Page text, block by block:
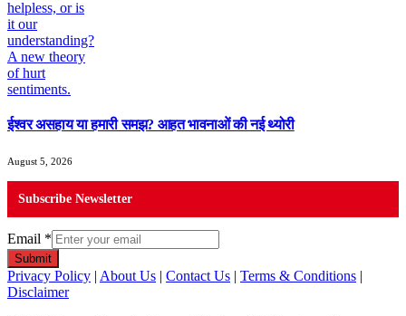
ईश्वर असहाय या हमारी समझ? आहत भावनाओं की नई थ्योरी
August 5, 2026
Subscribe Newsletter
Email *
Submit
Privacy Policy | About Us | Contact Us | Terms & Conditions |
Disclaimer